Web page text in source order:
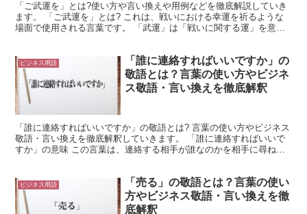
「ご武運を」とは?使い方や言い換えや用例などを徹底解説していき
ます。 「ご武運を」とは? これは、戦いにおける幸運を祈るような
場面で使用される言葉です。 「武運」は「戦いに関する運」を意味
ビジネス用語
「誰に連絡すればいいですか」の
敬語とは？言葉の使い方やビジネ
ス敬語・言い換えを徹底解釈
「誰に連絡すればいいですか」の敬語とは? 言葉の使い方やビジネス
敬語・言い換えを徹底解釈していきます。 「誰に連絡すればいいで
すか」の意味 この言葉は、連絡する相手が誰なのかを相手に尋ねる
ビジネス用語
「売る」の敬語とは？言葉の使い
方やビジネス敬語・言い換えを徹
底解釈